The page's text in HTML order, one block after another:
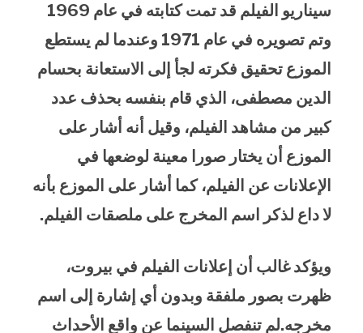
سيناريو الفيلم قد تمت كتابته في عام 1969
وتم تصويره في عام 1971 وعندما لم يستطع
الموزع تحقيق فكرته لجأ إلى الاستعانة بحسام
الدين مصطفى، الذي قام بنفسه بحذف عدد
كبير من مشاهد الفيلم، وقيل أنه أشار على
الموزع أن يختار صورا معينة لوضعها في
الإعلانات عن الفيلم، كما أشار على الموزع بأنه
لا داع لذكر اسم المخرج على ملصقات الفيلم.
ويؤكد غالب أن إعلانات الفيلم في بيروت،
ظهرت بصور ملفقة وبدون أي إشارة إلى اسم
مخرجه.لم تنفصل السينما عن واقع الأحداث